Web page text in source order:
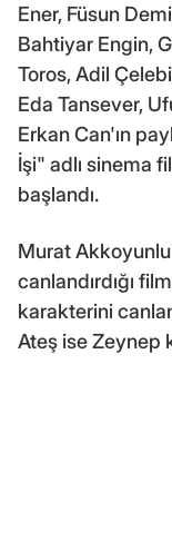
Ener, Füsun
Bahtiyar Engin,
Toros, Adil
Eda Tansever,
Erkan Can'ın
İşi" adlı sinema
başlandı.
Murat
canlandırdığı
karakterini
Ateş ise Zeynep